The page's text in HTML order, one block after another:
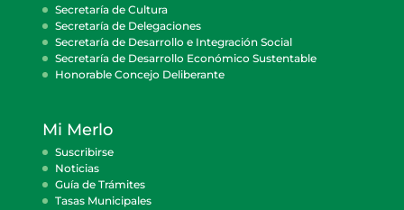
Secretaría de Cultura
Secretaría de Delegaciones
Secretaría de Desarrollo e Integración Social
Secretaría de Desarrollo Económico Sustentable
Honorable Concejo Deliberante
Mi Merlo
Suscribirse
Noticias
Guía de Trámites
Tasas Municipales